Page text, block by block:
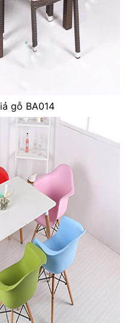
gỗ BA014